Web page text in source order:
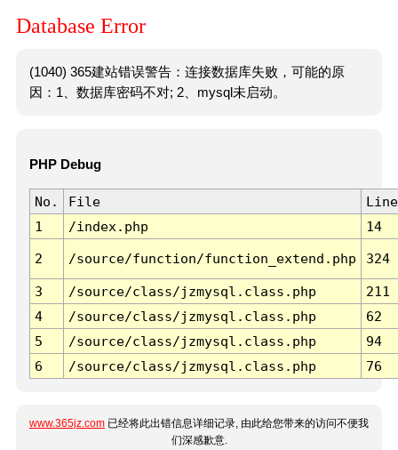
Database Error
(1040) 365建站错误警告：连接数据库失败，可能的原
因：1、数据库密码不对; 2、mysql未启动。
PHP Debug
No. File
Line
1
/index.php 14
2 /source/function/function_extend.php 324
3 /source/class/jzmysql.class.php
211
4
/source/class/jzmysql.class.php
62
5
/source/class/jzmysql.class.php
94
6
/source/class/jzmysql.class.php 76
www.365jz.com 已经将此出错信息详细记录, 由此给您带来的访问不便我
们深感歉意.